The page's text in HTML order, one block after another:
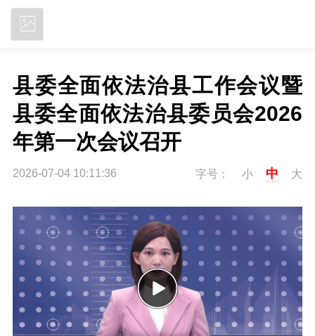
县委全面依法治县工作会议暨
县委全面依法治县委员会2026
年第一次会议召开
2026-07-04 10:11:36 字号： 小 中 大
P